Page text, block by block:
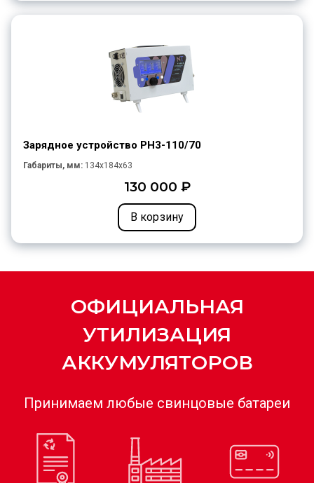
Зарядное устройство PH3-110/70
Габариты, мм: 134x184x63
130 000 ₽
В корзину
ОФИЦИАЛЬНАЯ
УТИЛИЗАЦИЯ
АККУМУЛЯТОРОВ
Принимаем любые свинцовые батареи